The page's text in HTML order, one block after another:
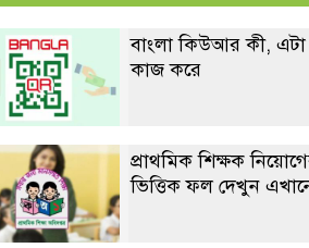
বাংলা কিউআর কী, এটা
কাজ করে
প্রাথমিক শিক্ষক
ভিত্তিক ফল দেখুন